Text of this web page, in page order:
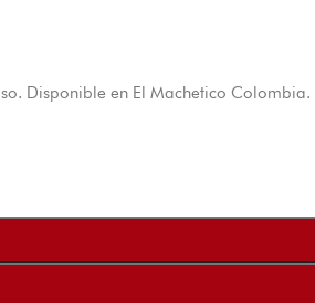
Disponible en El Machetico Colombia.